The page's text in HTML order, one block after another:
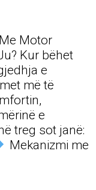
Motor
Kur bëhet
e
më të
e
treg sot janë:
Mekanizmi me